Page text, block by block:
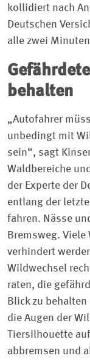
kollidiert nach
Deutschen
alle zwei
behalten
„Autofahrer
unbedingt mit
sein“, sagt
Waldbereiche
der Experte der
entlang der
fahren. Nässe
Bremsweg.
verhindert
Wildwechsel
raten, die
Blick zu
die Augen der
Tiersilhouette
abbremsen und